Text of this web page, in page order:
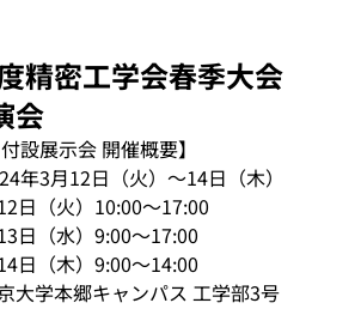
精密工学会春季大会
会
設展示会 開催概要】
年3月12日（火）～14日（木）
日（火）10:00～17:00
日（水）9:00～17:00
日（木）9:00～14:00
大学本郷キャンパス 工学部3号